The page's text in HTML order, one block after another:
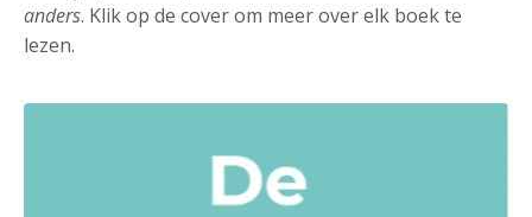
anders. Klik op de cover om meer over elk boek te
lezen.